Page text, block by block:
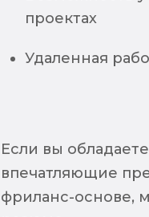
проектах
Удаленная
Если вы
впечатляющие
фриланс-основе,